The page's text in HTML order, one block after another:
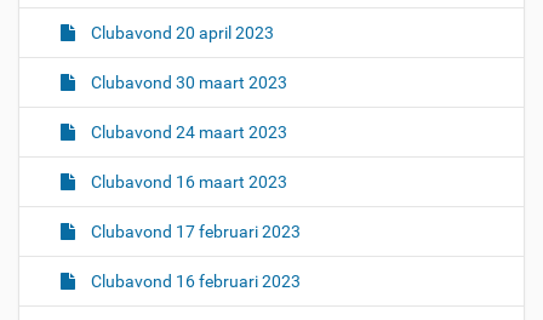
Clubavond 20 april 2023
Clubavond 30 maart 2023
Clubavond 24 maart 2023
Clubavond 16 maart 2023
Clubavond 17 februari 2023
Clubavond 16 februari 2023